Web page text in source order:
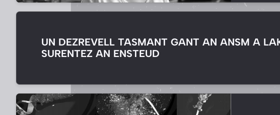
UN DEZREVELL TASMANT GANT AN ANSM A
SURENTEZ AN ENSTEUD